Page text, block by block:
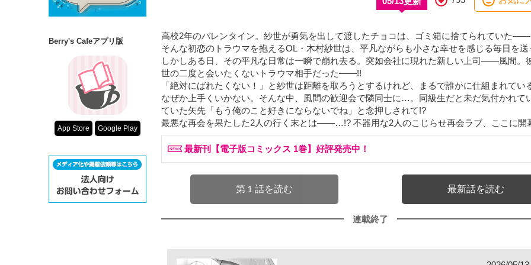
高校2年のバレンタイン。紗世が勇気を出して渡したチョコは、ゴミ箱に捨てられていた
そんな初恋のトラウマを抱えるOL・木村紗世は、平凡ながらも小さな幸せを感じる毎日を
しかしある日、その平凡な日常は一瞬で崩れ去る。突如会社に現れた新しい上司――風間。
世の二度と会いたくないトラウマ相手だった――!!
「絶対にばれたくない！」と紗世は距離を取ろうとするけれど、まるで誰かに仕組まれてい
なぜか上手くいかない。そんな中、風間の歓迎会で隣同士に…。同級生だと未だ気付かれて
ていた矢先「もう俺のこと好きにならないでね」と念押しされて!?
最悪な再会を果たした2人の行く末とは――…!? 不器用な2人のこじらせ再会ラブ、ここに開
最新刊【電子版コミックス 1巻】好評発売中！
第１話を読む 最新話を読む
連載終了
Berry's Cafeアプリ版
App Store Google Play